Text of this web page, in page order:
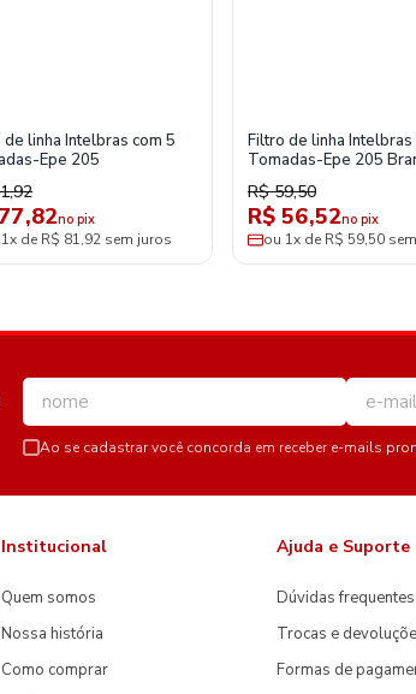
linha Intelbras com 5
Epe 205
no pix
de R$ 81,92 sem juros
Filtro de linha Intelbras
Tomadas-Epe 205
R$ 59,50
R$ 56,52no pix
ou 1x de R$ 59,50
Ao se cadastrar você concorda em receber e-mails
Institucional
Quem somos
Nossa história
Como comprar
Ajuda e Suporte
Dúvidas frequentes
Trocas e
Formas de